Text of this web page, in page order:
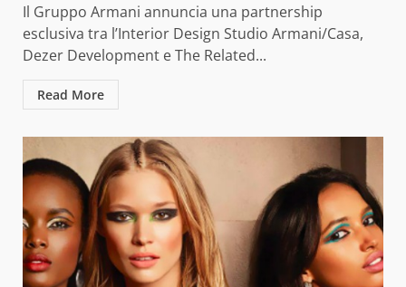
Il Gruppo Armani annuncia una partnership
esclusiva tra l’Interior Design Studio Armani/Casa,
Dezer Development e The Related...
Read More